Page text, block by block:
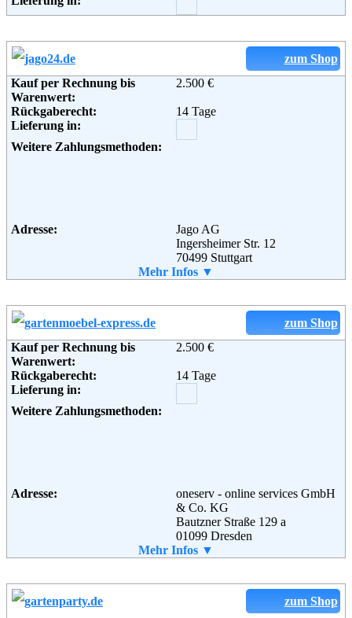
zum Shop
Kauf per Rechnung bis
Warenwert:
2.500 €
Rückgaberecht:
14 Tage
Lieferung in:
Weitere Zahlungsmethoden:
Adresse:
Jago AG
Ingersheimer Str. 12
70499 Stuttgart
0180 5 016085
Soziale Kanäle:
Weiterführende
Informationen:
Mehr Infos ▼
zum Shop
Kauf per Rechnung bis
Warenwert:
2.500 €
Rückgaberecht:
14 Tage
Lieferung in:
Weitere Zahlungsmethoden:
Adresse:
oneserv - online services GmbH
& Co. KG
Bautzner Straße 129 a
01099 Dresden
+49 (0)351- 8894901
Soziale Kanäle:
Mehr Infos ▼
zum Shop